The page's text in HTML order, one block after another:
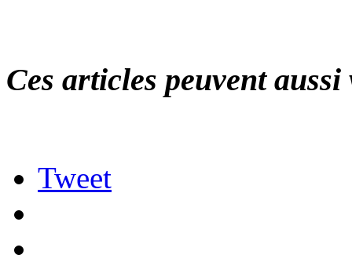
Ces articles peuvent
Tweet